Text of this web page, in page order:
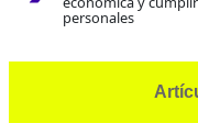
personales